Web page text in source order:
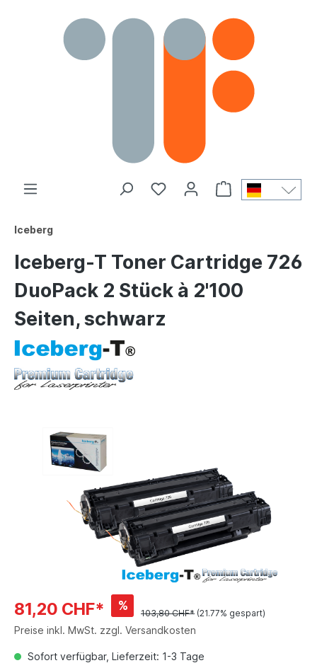
Iceberg
Iceberg-T Toner Cartridge 726
DuoPack 2 Stück à 2'100
Seiten, schwarz
81,20 CHF* %
103,80 CHF* (21.77% gespart)
Preise inkl. MwSt. zzgl. Versandkosten
Sofort verfügbar, Lieferzeit: 1-3 Tage